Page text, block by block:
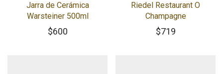
Jarra de Cerámica
Warsteiner 500ml
$600
Riedel Restaurant O
Champagne
$719